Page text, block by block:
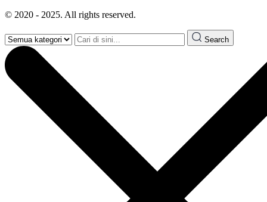
© 2020 - 2025. All rights reserved.
Search